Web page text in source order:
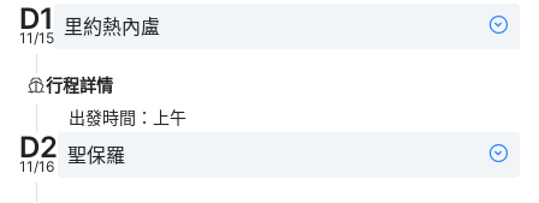
D1
11/15 里約熱內盧
行程詳情
出發時間 ： 上午
D2
11/16 聖保羅